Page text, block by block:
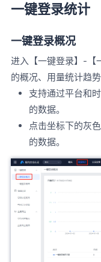
一键登录统计
一键登录概况
进入【一键登录】-【
的概况、用量统计趋
支持通过平台和
的数据。
点击坐标下的灰
的数据。